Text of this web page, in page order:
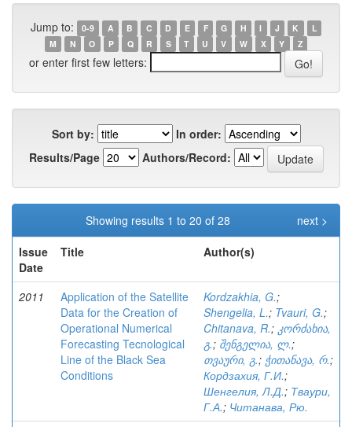
Jump to: 0-9 A B C D E F G H I J K
L
M
N O P Q R S T U V W X Y Z
or enter first few letters:
Sort by:
In order:
Results/Page
Authors/Record:
Showing results 1 to 20 of 28
next >
Issue
Date
Title Author(s)
2011
Application of the Satellite
Data for the Creation of
Operational Numerical
Forecasting Tecnological
Line of the Black Sea
Conditions
Kordzakhia, G.;
Shengelia, L.; Tvauri, G.;
Chitanava, R.; კორძახია,
გ.; შენგელია, ლ.;
თვაური, გ.; ჭითანავა, რ.;
Кордзахия, Г.И.;
Шенгелия, Л.Д.; Тваури,
Г.А.; Читанава, Рю.